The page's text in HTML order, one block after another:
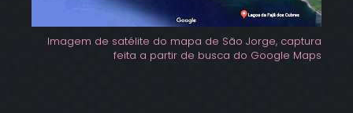
Imagem de satélite do mapa de São Jorge, captura
feita a partir de busca do Google Maps